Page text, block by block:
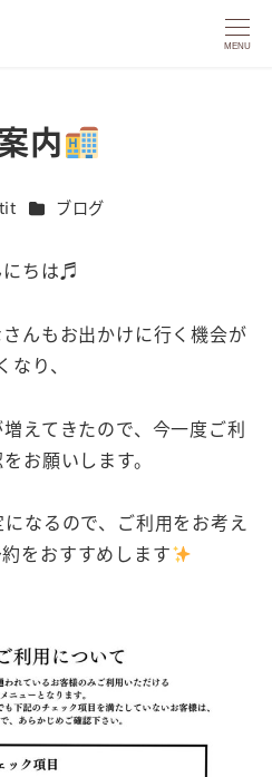
MENU
内
カテゴリー
ブログ
にちは♬
んもお出かけに行く機会が
なり、
えてきたので、今一度ご利
お願いします。
なるので、ご利用をお考え
をおすすめします